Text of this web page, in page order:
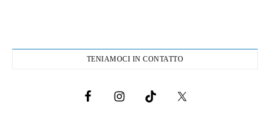
TENIAMOCI IN CONTATTO